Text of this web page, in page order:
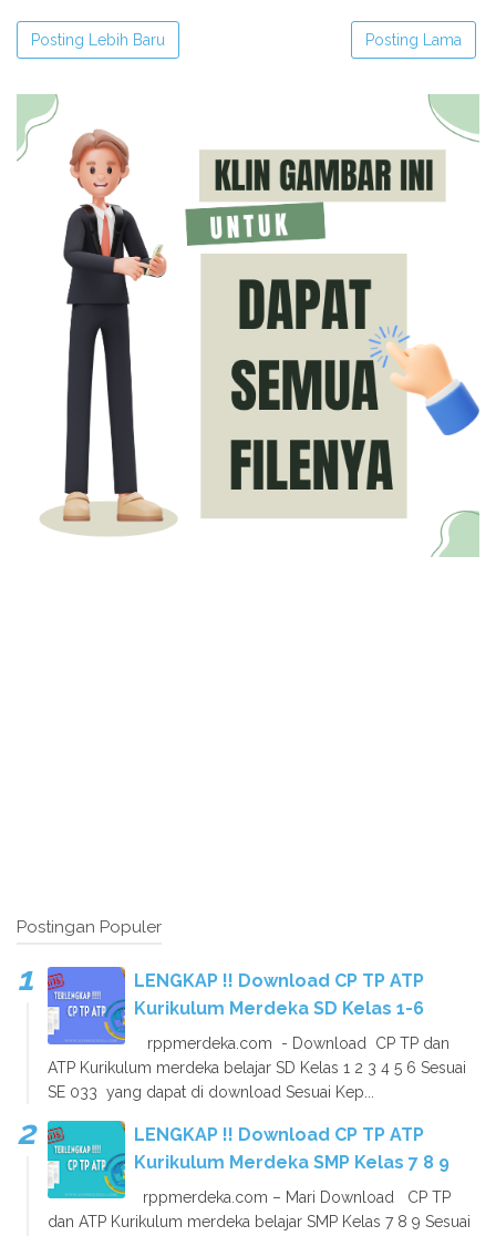
Posting Lebih Baru Posting Lama
Postingan Populer
LENGKAP !! Download CP TP ATP
Kurikulum Merdeka SD Kelas 1-6
rppmerdeka.com - Download CP TP dan
ATP Kurikulum merdeka belajar SD Kelas 1 2 3 4 5 6 Sesuai
SE 033 yang dapat di download Sesuai Kep...
LENGKAP !! Download CP TP ATP
Kurikulum Merdeka SMP Kelas 7 8 9
rppmerdeka.com – Mari Download CP TP
dan ATP Kurikulum merdeka belajar SMP Kelas 7 8 9 Sesuai